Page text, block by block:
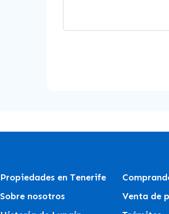
Propiedades en Tenerife
Sobre nosotros
Venta de